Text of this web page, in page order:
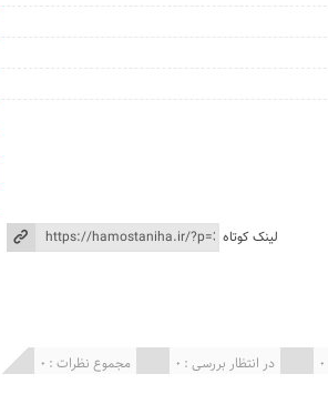
لینک کوتاه
مجموع نظرات : 0 در انتظار بررسی : 0